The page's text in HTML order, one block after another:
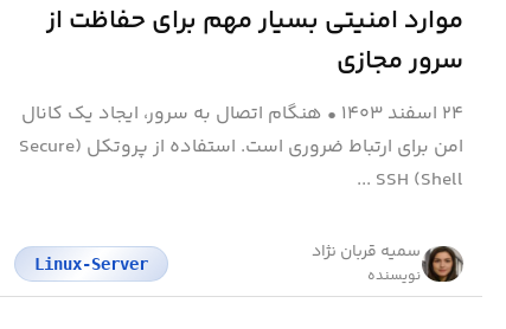
موارد امنیتی بسیار مهم برای حفاظت از
سرور مجازی
۲۴ اسفند ۱۴۰۳ • هنگام اتصال به سرور، ایجاد یک کانال
امن برای ارتباط ضروری است. استفاده از پروتکل (Secure
Shell) SSH ...
سمیه قربان نژاد
نویسنده
Linux-Server